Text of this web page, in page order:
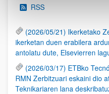
RSS
(2026/05/21) Ikerketako
ikerketan duen erabilera
antolatu dute, Elsevierren
(2026/03/17) ETBko
RMN Zerbitzuari eskaini dio
Teknikariaren lana